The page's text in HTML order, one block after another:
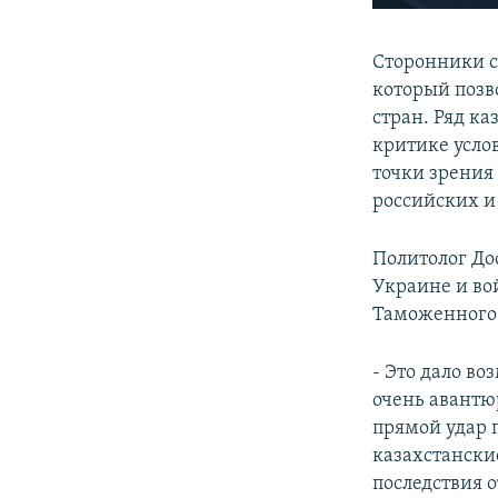
Сторонники
который
стран. Ряд
критике
точки
российских и
Политолог
Украине и
Таможенного
- Это дало
очень
прямой удар
последствия